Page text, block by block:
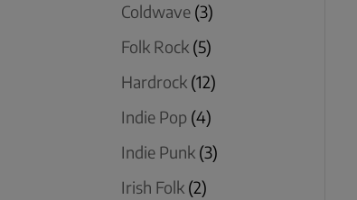
Coldwave (3)
Folk Rock (5)
Hardrock (12)
Indie Pop (4)
Indie Punk (3)
Irish Folk (2)